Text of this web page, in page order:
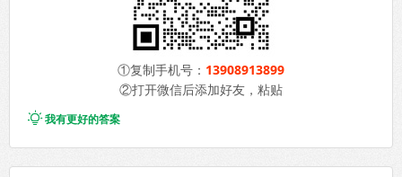
①复制手机号： 13908913899
②打开微信后添加好友，粘贴
我有更好的答案